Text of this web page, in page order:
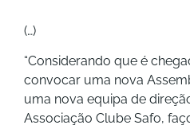
(…)
“Considerando que é
convocar uma nova
uma nova equipa de
Associação Clube Safo,